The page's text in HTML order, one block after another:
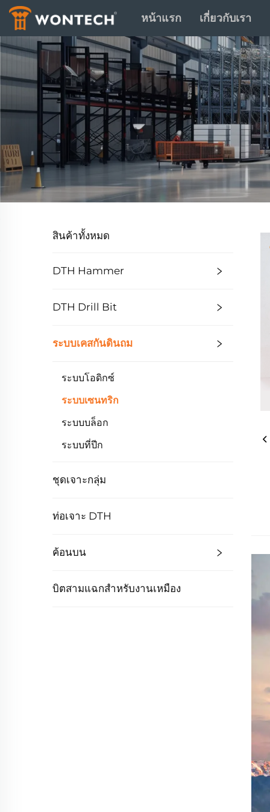
หน้าแรก เกี่ยวกับเรา
สินค้าทั้งหมด
DTH Hammer
DTH Drill Bit
ระบบเคสกันดินถม
ระบบโอดิกซ์
ระบบเซนทริก
ระบบบล็อก
ระบบที่ปีก
ชุดเจาะกลุ่ม
ท่อเจาะ DTH
ค้อนบน
บิตสามแฉกสำหรับงานเหมือง